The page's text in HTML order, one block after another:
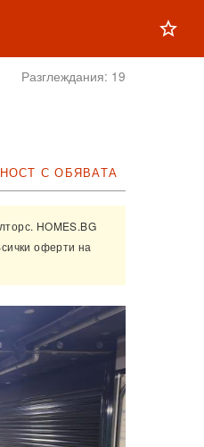
star_outline
Разглеждания: 19
С ОБЯВАТА
. HOMES.BG
оферти на